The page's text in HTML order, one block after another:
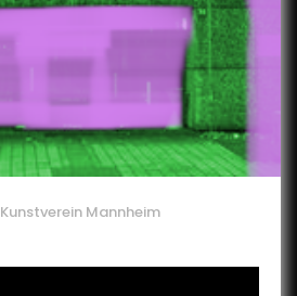
Kunstverein Mannheim